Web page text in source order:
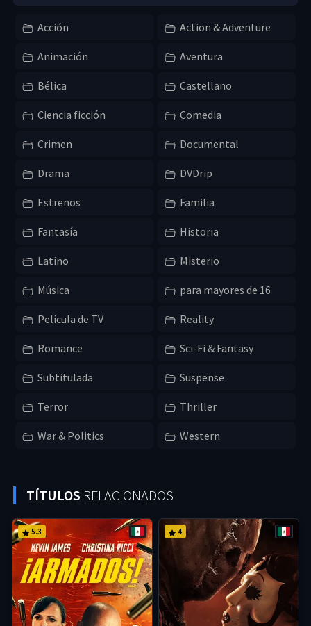
Acción Action & Adventure
Animación Aventura
Bélica Castellano
Ciencia ficción Comedia
Crimen Documental
Drama DVDrip
Estrenos Familia
Fantasía Historia
Latino Misterio
Música para mayores de 16
Película de TV Reality
Romance Sci-Fi & Fantasy
Subtitulada Suspense
Terror Thriller
War & Politics Western
TÍTULOS RELACIONADOS
5.3 4